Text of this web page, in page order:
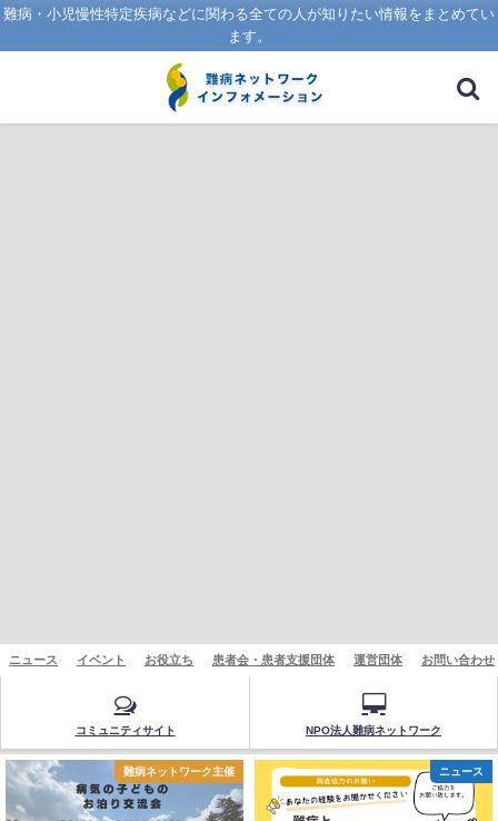
難病・小児慢性特定疾病などに関わる全ての人が知りたい情報をまとめてい
ます。
ニュース イベント お役立ち 患者会・患者支援団体 運営団体 お問い合わせ
コミュニティサイト NPO法人難病ネットワーク
難病ネットワーク主催 ニュース